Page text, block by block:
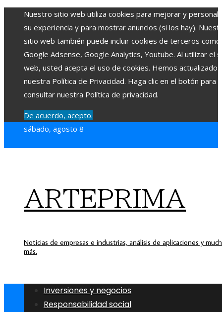
Nuestro sitio web utiliza cookies para mejorar y
su experiencia y para mostrar anuncios (si los hay).
sitio web también puede incluir cookies de terceros como
Google Adsense, Google Analytics, Youtube. Al utilizar el
web, usted acepta el uso de cookies. Hemos actualizado
nuestra Política de Privacidad. Haga clic en el botón para
consultar nuestra Política de privacidad.
De acuerdo, acepto.
sábado, agosto 8
ARTEPRIMA
Noticias de empresas e industrias, análisis de aplicaciones y
más.
Inversiones y negocios
Responsabilidad social